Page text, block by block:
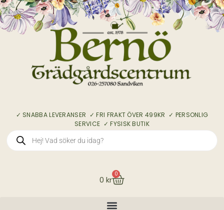
✓ SNABBA LEVERANSER ✓ FRI FRAKT ÖVER 499KR ✓ PERSONLIG
SERVICE ✓ FYSISK BUTIK
0 kr
0